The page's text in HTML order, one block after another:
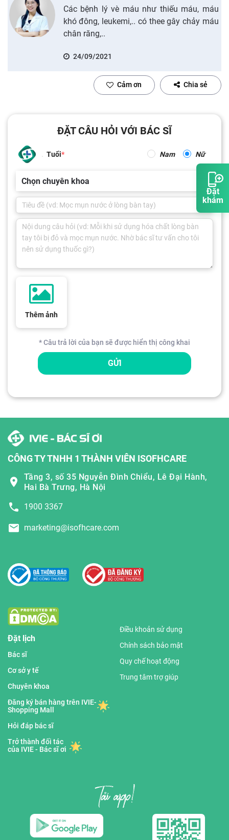
Đặt
khám
Các bệnh lý vè máu như thiếu máu, máu
khó đông, leukemi,.. có thee gây chảy máu
chân răng,..
24/09/2021
Cảm ơn Chia sẻ
ĐẶT CÂU HỎI VỚI BÁC SĨ
Tuổi Nam Nữ
Chọn chuyên khoa
Thêm ảnh
* Câu trả lời của bạn sẽ được hiển thị công khai
GỬI
CÔNG TY TNHH 1 THÀNH VIÊN ISOFHCARE
Tầng 3, số 35 Nguyễn Đình Chiểu, Lê Đại Hành,
Hai Bà Trưng, Hà Nội
1900 3367
marketing@isofhcare.com
Đặt lịch
Bác sĩ
Cơ sở y tế
Chuyên khoa
Đăng ký bán hàng trên IVIE-
Shopping Mall
Hỏi đáp bác sĩ
Trở thành đối tác
của IVIE - Bác sĩ ơi
Điều khoản sử dụng
Chính sách bảo mật
Quy chế hoạt động
Trung tâm trợ giúp